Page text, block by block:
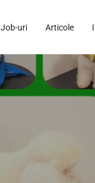
Job-uri Articole